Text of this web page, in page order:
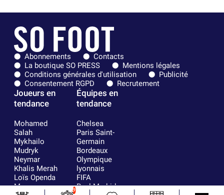
Abonnements
Contacts
La boutique SO PRESS
Mentions légales
Conditions générales d'utilisation
Publicité
Consentement RGPD
Recrutement
Joueurs en
tendance
Mohamed
Salah
Mykhailo
Mudryk
Neymar
Khalis Merah
Loïs Openda
Moussa
Équipes en
tendance
Chelsea
Paris Saint-
Germain
Bordeaux
Olympique
lyonnais
FIFA
Real Madrid
9